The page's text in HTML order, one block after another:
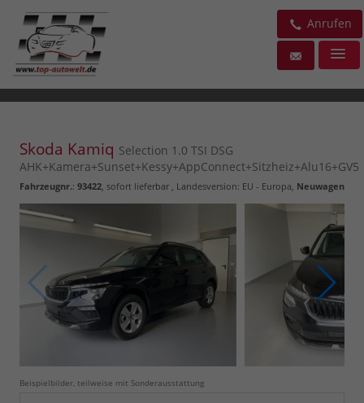
Anrufen
Skoda Kamiq Selection 1.0 TSI DSG
AHK+Kamera+Sunset+Kessy+AppConnect+Sitzheiz+Alu16+GV5
Fahrzeugnr.: 93422 sofort lieferbar , Landesversion: EU - Europa, Neuwagen
Beispielbilder, teilweise mit Sonderausstattung